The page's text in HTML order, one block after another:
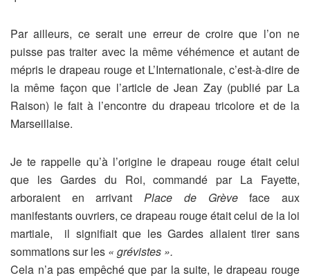
Par ailleurs, ce serait une erreur de croire que l’on ne
puisse pas traiter avec la même véhémence et autant de
mépris le drapeau rouge et L’Internationale, c’est-à-dire de
la même façon que l’article de Jean Zay (publié par La
Raison) le fait à l’encontre du drapeau tricolore et de la
Marseillaise.
Je te rappelle qu’à l’origine le drapeau rouge était celui
que les Gardes du Roi, commandé par La Fayette,
arboraient en arrivantPlace de Grèveface aux
manifestants ouvriers, ce drapeau rouge était celui de la loi
martiale,
il signifiait que les Gardes allaient tirer sans
sommations sur les « grévistes ».
Cela n’a pas empêché que par la suite, le drapeau rouge